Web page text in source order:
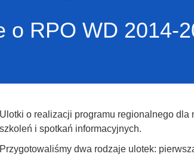
o RPO WD 2014-
Ulotki o realizacji programu regionalnego
szkoleń i spotkań informacyjnych.
Przygotowaliśmy dwa rodzaje ulotek: